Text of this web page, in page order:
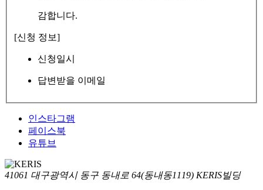
감합니다.
[신청 정보]
신청일시
답변받을 이메일
인스타그램
페이스북
유튜브
41061 대구광역시 동구 동내로 64(동내동1119) KERIS빌딩